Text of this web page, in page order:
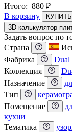
Итого: 880 ₽
В корзину
3D калькулятор
Задать вопрос по
Страна
Фабрика
Dual
Коллекция
Назначение
Тип
Помещение
кухни
Тематика